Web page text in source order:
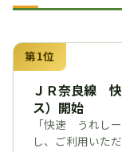
第1位
ＪＲ奈良線
ス）開始
「快速 うれし
し、ご利用いた